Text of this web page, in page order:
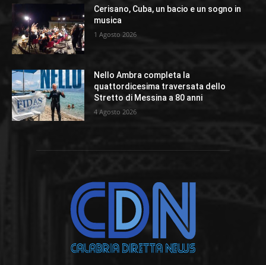
Cerisano, Cuba, un bacio e un sogno in
musica
1 Agosto 2026
Nello Ambra completa la
quattordicesima traversata dello
Stretto di Messina a 80 anni
4 Agosto 2026